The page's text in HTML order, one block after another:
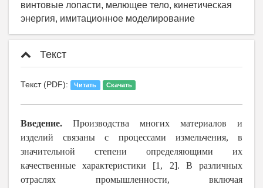
винтовые лопасти, мелющее тело, кинетическая
энергия, имитационное моделирование
Текст
Текст (PDF): Читать Скачать
Введение. Производства многих материалов и
изделий связаны с процессами измельчения, в
значительной степени определяющими их
качественные характеристики [1, 2]. В различных
отраслях промышленности, включая